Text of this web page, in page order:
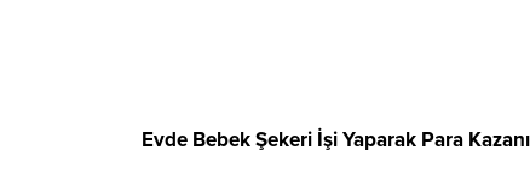
Evde Bebek Şekeri İşi Yaparak Para